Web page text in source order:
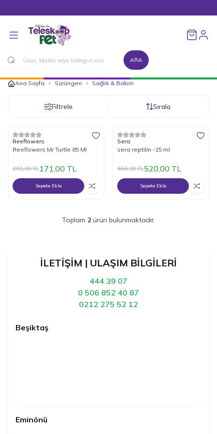
ARA
Ana Sayfa Sürüngen Sağlık & Bakım
Filtrele Sırala
%15İndirim
Reeflowers
Reeflowers Mr Turtle 85 Ml
201,00TL171,00 TL
Sepete Ekle
%20İndirim
Sera
sera reptilin -15 ml
650,00TL520,00 TL
Sepete Ekle
Toplam 2ürün bulunmaktadır.
İLETİŞİM | ULAŞIM BİLGİLERİ
444 39 07
0 506 852 40 87
0212 275 52 12
Beşiktaş
Eminönü